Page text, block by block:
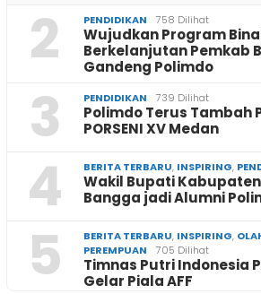
2 PENDIDIKAN 758 Dilihat
Wujudkan Program Bina
Berkelanjutan Pemkab
Gandeng Polimdo
3 PENDIDIKAN 739 Dilihat
Polimdo Terus Tambah
PORSENI XV Medan
4 BERITA TERBARU, INSPIRING,
Wakil Bupati
Bangga jadi Alumni
5 BERITA TERBARU, INSPIRING,
PEREMPUAN
705 Dilihat
Timnas Putri Indonesia
Gelar Piala AFF